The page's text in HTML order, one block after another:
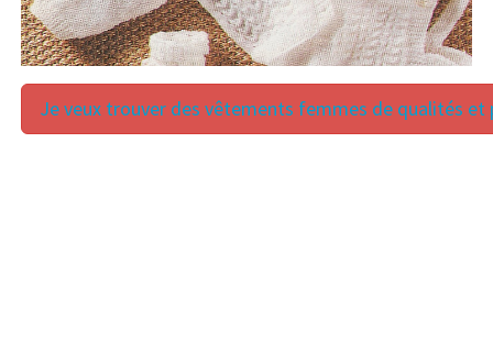
Je veux trouver des vêtements femmes de qualités et